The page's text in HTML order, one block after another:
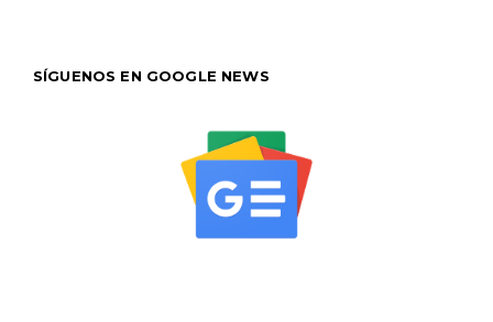
SÍGUENOS EN GOOGLE NEWS